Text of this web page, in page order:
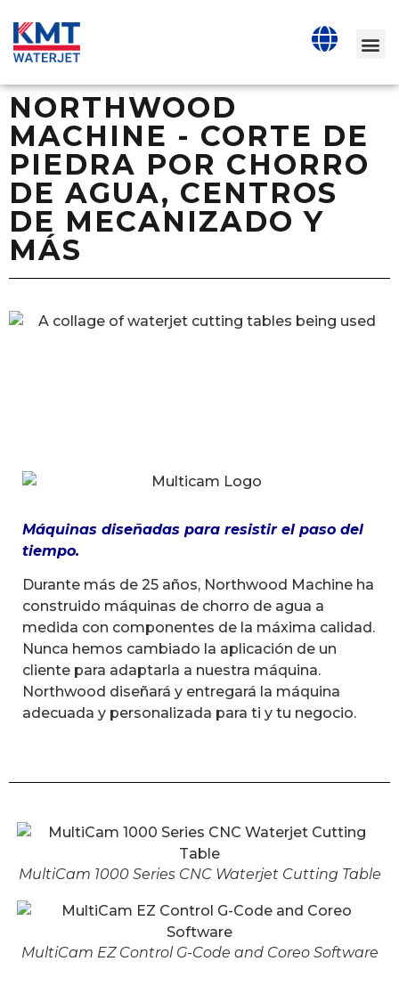
NORTHWOOD
MACHINE - CORTE DE
PIEDRA POR CHORRO
DE AGUA, CENTROS
DE MECANIZADO Y
MÁS
Máquinas diseñadas para resistir el paso del
tiempo.
Durante más de 25 años, Northwood Machine ha
construido máquinas de chorro de agua a
medida con componentes de la máxima calidad.
Nunca hemos cambiado la aplicación de un
cliente para adaptarla a nuestra máquina.
Northwood diseñará y entregará la máquina
adecuada y personalizada para ti y tu negocio.
MultiCam 1000 Series CNC Waterjet Cutting Table
MultiCam EZ Control G-Code and Coreo Software